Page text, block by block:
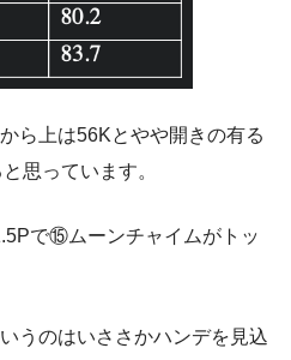
ら上は56Kとやや開きの有る
思っています。
で⑮ムーンチャイムがトッ
うのはいささかハンデを見込